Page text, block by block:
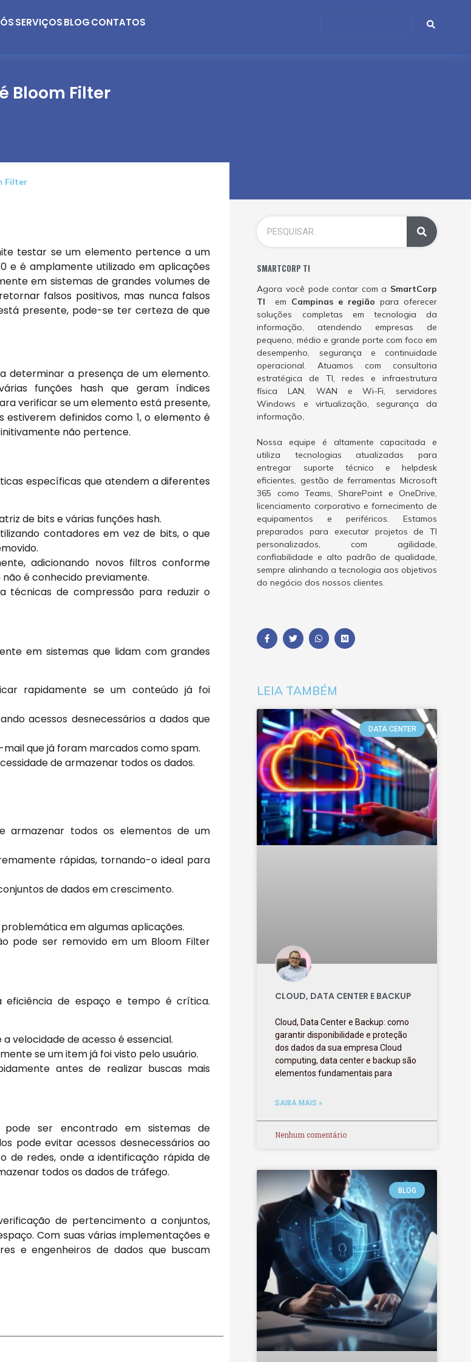
SERVIÇOSBLOGCONTATOS
Bloom Filter
Filter
testar se um elemento pertence a um
e é amplamente utilizado em aplicações
em sistemas de grandes volumes de
falsos positivos, mas nunca falsos
presente, pode-se ter certeza de que
determinar a presença de um elemento.
funções hash que geram índices
verificar se um elemento está presente,
definidos como 1, o elemento é
não pertence.
específicas que atendem a diferentes
de bits e várias funções hash.
contadores em vez de bits, o que
adicionando novos filtros conforme
é conhecido previamente.
técnicas de compressão para reduzir o
em sistemas que lidam com grandes
rapidamente se um conteúdo já foi
acessos desnecessários a dados que
que já foram marcados como spam.
de armazenar todos os dados.
armazenar todos os elementos de um
rápidas, tornando-o ideal para
de dados em crescimento.
em algumas aplicações.
pode ser removido em um Bloom Filter
eficiência de espaço e tempo é crítica.
velocidade de acesso é essencial.
se um item já foi visto pelo usuário.
antes de realizar buscas mais
ser encontrado em sistemas de
pode evitar acessos desnecessários ao
de redes, onde a identificação rápida de
todos os dados de tráfego.
de pertencimento a conjuntos,
Com suas várias implementações e
e engenheiros de dados que buscam
SMARTCORP TI
Agora você pode contar com a SmartCorp
TI em Campinas e região para oferecer
soluções completas em tecnologia da
informação, atendendo empresas de
pequeno, médio e grande porte com foco em
desempenho, segurança e continuidade
operacional. Atuamos com consultoria
estratégica de TI, redes e infraestrutura
física LAN, WAN e Wi-Fi, servidores
Windows e virtualização, segurança da
informação,
Nossa equipe é altamente capacitada e
utiliza tecnologias atualizadas para
entregar suporte técnico e helpdesk
eficientes, gestão de ferramentas Microsoft
365 como Teams, SharePoint e OneDrive,
licenciamento corporativo e fornecimento de
equipamentos e periféricos. Estamos
preparados para executar projetos de TI
personalizados, com agilidade,
confiabilidade e alto padrão de qualidade,
sempre alinhando a tecnologia aos objetivos
do negócio dos nossos clientes.
LEIA TAMBÉM
DATA CENTER
CLOUD, DATA CENTER E BACKUP
Cloud, Data Center e Backup: como
garantir disponibilidade e proteção
dos dados da sua empresa Cloud
computing, data center e backup são
elementos fundamentais para
SAIBA MAIS »
Nenhum comentário
BLOG